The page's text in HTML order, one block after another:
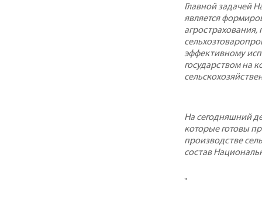
Главной задачей
является
эффективному
государством на
На сегодняшний
которые готовы
производстве
состав
"